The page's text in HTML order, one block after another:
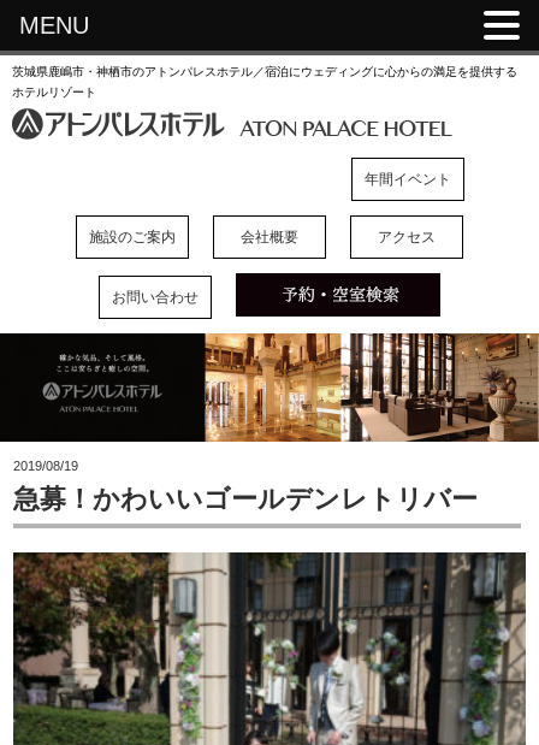
茨城県鹿嶋市・神栖市のアトンパレスホテル／宿泊にウェディングに心からの満足を提供する
ホテルリゾート
年間イベント
施設のご案内 会社概要 アクセス
お問い合わせ
2019/08/19
急募！かわいいゴールデンレトリバー
MENU